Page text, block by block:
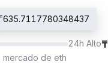
24h Alto₸
mercado de eth